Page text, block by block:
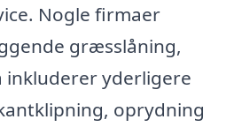
Nogle firmaer
græsslåning,
inkluderer yderligere
oprydning